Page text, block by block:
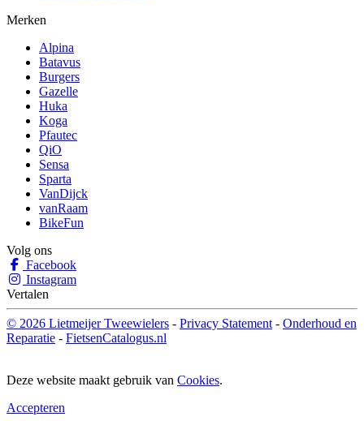
Merken
Alpina
Batavus
Burgers
Gazelle
Huka
Koga
Pfautec
QiO
Sensa
Sparta
VanDijck
vanRaam
BikeFun
Volg ons
Facebook
Instagram
Vertalen
© 2026 Lietmeijer Tweewielers - Privacy Statement - Onderhoud en
Reparatie - FietsenCatalogus.nl
Deze website maakt gebruik van Cookies.
Accepteren